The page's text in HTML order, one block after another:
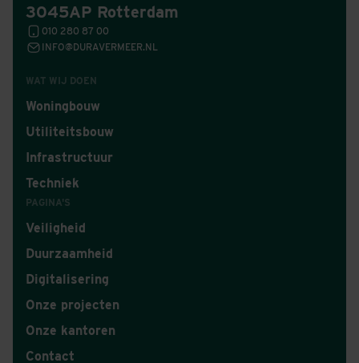
WAT WIJ DOEN
Woningbouw
Utiliteitsbouw
Infrastructuur
Techniek
PAGINA'S
Veiligheid
Duurzaamheid
Digitalisering
Onze projecten
Onze kantoren
Contact
3045AP Rotterdam
010 280 87 00
INFO@DURAVERMEER.NL